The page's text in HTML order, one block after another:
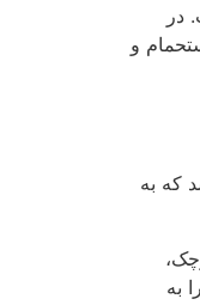
در
و
که به
به